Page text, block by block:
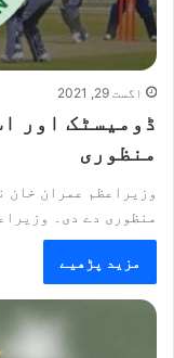
اگست 29, 2021
ڈومیسٹک اور
منظوری
وزیراعظم عمران خان
منظوری دے دی۔
مزید پڑھیے